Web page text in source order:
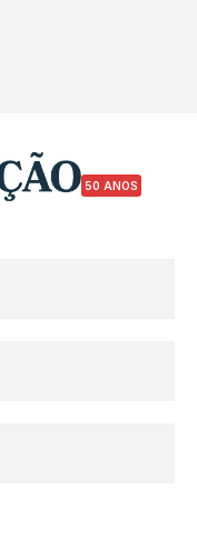
50 ANOS